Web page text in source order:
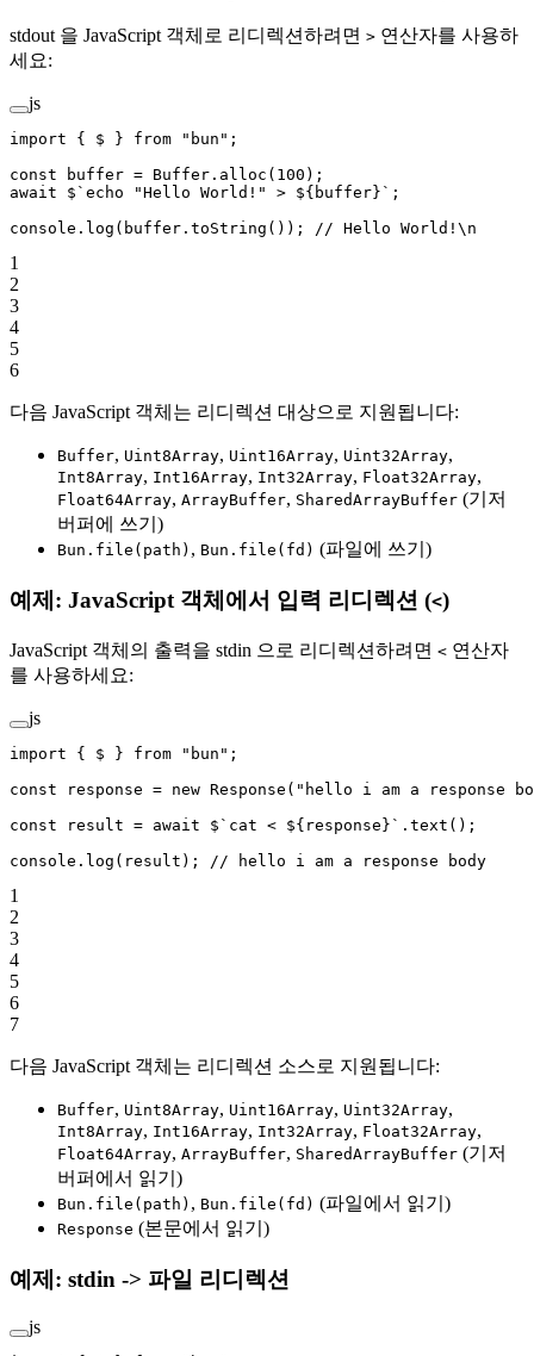
stdout 을 JavaScript 객체로 리디렉션하려면 > 연산자를 사용하
세요:
js
import { $ } from "bun" ;
const buffer = Buffer. alloc ( 100 );
await $ `echo "Hello World!" > ${ buffer}` ;
console. log (buffer. toString ()); // Hello World!\n
1
2
3
4
5
6
다음 JavaScript 객체는 리디렉션 대상으로 지원됩니다:
Buffer, Uint8Array, Uint16Array, Uint32Array,
Int8Array, Int16Array, Int32Array, Float32Array,
Float64Array, ArrayBuffer, SharedArrayBuffer (기저
버퍼에 쓰기)
Bun.file(path) , Bun.file(fd) (파일에 쓰기)
예제: JavaScript 객체에서 입력 리디렉션 (<)
JavaScript 객체의 출력을 stdin 으로 리디렉션하려면 < 연산자
를 사용하세요:
js
import { $ } from "bun" ;
const response = new Response ( "hello i am a response
const result = await $ `cat < ${ response }` . text ();
console. log (result); // hello i am a response body
1
2
3
4
5
6
7
다음 JavaScript 객체는 리디렉션 소스로 지원됩니다:
Buffer, Uint8Array, Uint16Array, Uint32Array,
Int8Array, Int16Array, Int32Array, Float32Array,
Float64Array, ArrayBuffer, SharedArrayBuffer (기저
버퍼에서 읽기)
Bun.file(path) , Bun.file(fd) (파일에서 읽기)
Response (본문에서 읽기)
예제: stdin -> 파일 리디렉션
js